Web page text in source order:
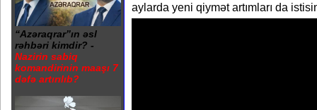
“Azəraqrar”ın əsl
rəhbəri kimdir? -
Nazirin sabiq
komandirinin maaşı 7
dəfə artırılıb?
aylarda yeni qiymət artımları da